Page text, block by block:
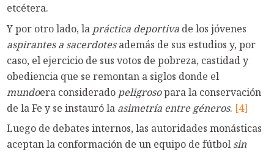
etcétera.
Y por otro lado, la práctica deportivade los jóvenes
aspirantes a sacerdotesademás de sus estudios y, por
caso, el ejercicio de sus votos de pobreza, castidad y
obediencia que se remontan a siglos donde el
mundoera considerado peligrosopara la conservación
de la Fe y se instauró la asimetría entre géneros. [4]
Luego de debates internos, las autoridades monásticas
aceptan la conformación de un equipo de fútbol sin